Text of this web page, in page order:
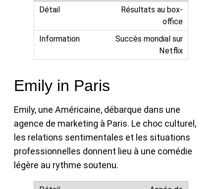
Résultats au box-
office
Succès mondial sur
Netflix
Emily in Paris
Emily, une Américaine, débarque dans une
agence de marketing à Paris. Le choc culturel,
les relations sentimentales et les situations
professionnelles donnent lieu à une comédie
légère au rythme soutenu.